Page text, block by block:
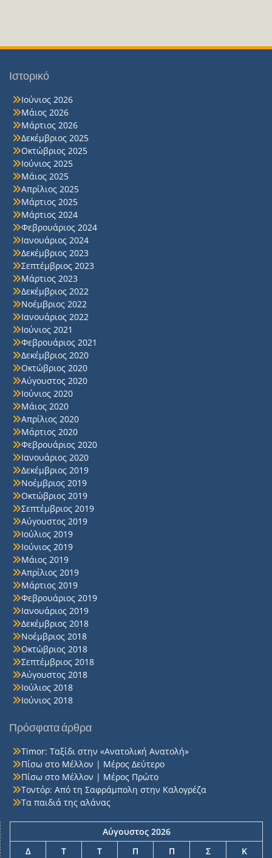
Ιστορικό
Ιούνιος 2026
Μάιος 2026
Μάρτιος 2026
Δεκέμβριος 2025
Οκτώβριος 2025
Ιούνιος 2025
Μάιος 2025
Απρίλιος 2025
Μάρτιος 2025
Μάρτιος 2024
Φεβρουάριος 2024
Ιανουάριος 2024
Δεκέμβριος 2023
Σεπτέμβριος 2023
Μάρτιος 2023
Δεκέμβριος 2022
Νοέμβριος 2022
Ιανουάριος 2022
Ιούνιος 2021
Φεβρουάριος 2021
Δεκέμβριος 2020
Οκτώβριος 2020
Αύγουστος 2020
Ιούνιος 2020
Μάιος 2020
Απρίλιος 2020
Μάρτιος 2020
Φεβρουάριος 2020
Ιανουάριος 2020
Δεκέμβριος 2019
Νοέμβριος 2019
Οκτώβριος 2019
Σεπτέμβριος 2019
Αύγουστος 2019
Ιούλιος 2019
Ιούνιος 2019
Μάιος 2019
Απρίλιος 2019
Μάρτιος 2019
Φεβρουάριος 2019
Ιανουάριος 2019
Δεκέμβριος 2018
Νοέμβριος 2018
Οκτώβριος 2018
Σεπτέμβριος 2018
Αύγουστος 2018
Ιούλιος 2018
Ιούνιος 2018
Πρόσφατα άρθρα
Timor: Ταξίδι στην «Ανατολική Ανατολή»
Πίσω στο Μέλλον | Μέρος Δεύτερο
Πίσω στο Μέλλον | Μέρος Πρώτο
Τοντόρ: Από τη Σαφράμπολη στην Καλογρέζα
Τα παιδιά της αλάνας
Αύγουστος 2026
Δ
Τ Τ Π Π Σ
Κ